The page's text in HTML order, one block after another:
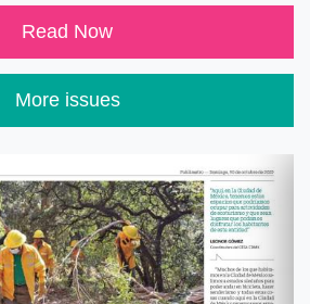
Read Now
More issues